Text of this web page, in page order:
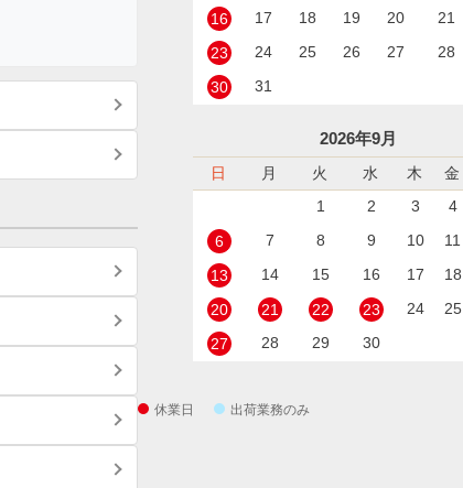
16
17 18 19 20 21
23
24 25 26 27 28
30
31
2026年9月
日 月 火 水 木 金
1
2 3 4
6
7 8 9 10 11
13
14 15 16 17 18
20
21 22 23 24 25
27
28 29 30
休業日 出荷業務のみ